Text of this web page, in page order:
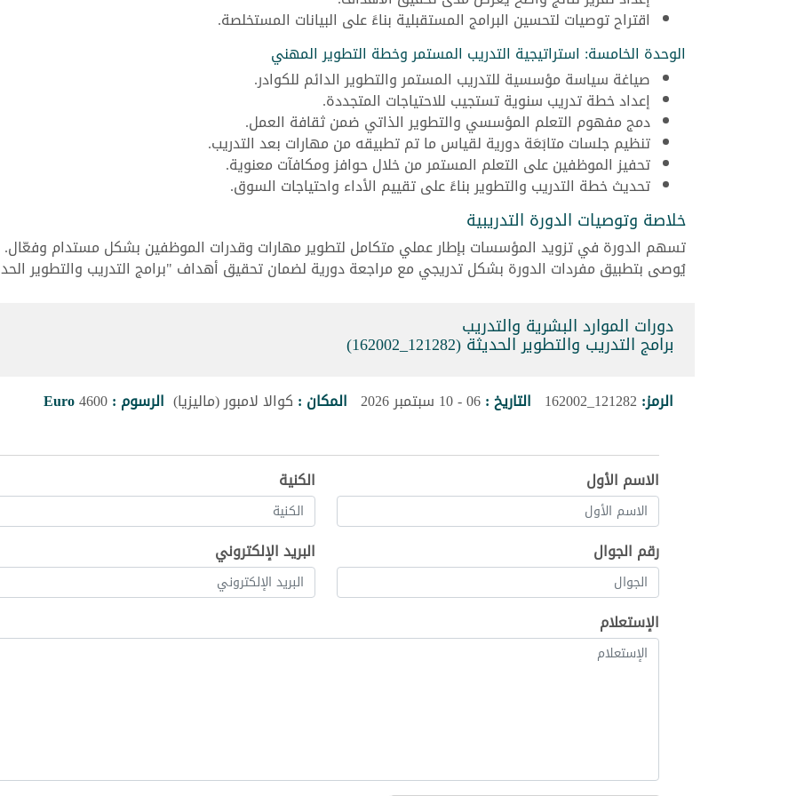
اقتراح توصيات لتحسين البرامج المستقبلية بناءً على البيانات المستخلصة.
الوحدة الخامسة: استراتيجية التدريب المستمر وخطة التطوير المهني
صياغة سياسة مؤسسية للتدريب المستمر والتطوير الدائم للكوادر.
إعداد خطة تدريب سنوية تستجيب للاحتياجات المتجددة.
دمج مفهوم التعلم المؤسسي والتطوير الذاتي ضمن ثقافة العمل.
تنظيم جلسات متابَعَة دورية لقياس ما تم تطبيقه من مهارات بعد التدريب.
تحفيز الموظفين على التعلم المستمر من خلال حوافز ومكافآت معنوية.
تحديث خطة التدريب والتطوير بناءً على تقييم الأداء واحتياجات السوق.
خلاصة وتوصيات الدورة التدريبية
تسهم الدورة في تزويد المؤسسات بإطار عملي متكامل لتطوير مهارات وقدرات الموظفين بشكل مستدام وفعّال.
يُوصى بتطبيق مفردات الدورة بشكل تدريجي مع مراجعة دورية لضمان تحقيق أهداف "برامج التدريب والتطوير
دورات الموارد البشرية والتدريب
برامج التدريب والتطوير الحديثة (121282_162002)
الرمز: 121282_162002 التاريخ :06 - 10 سبتمبر 2026 المكان : كوالا لامبور (ماليزيا) الرسوم :4600
Euro
الاسم الأول الكنية
رقم الجوال البريد الإلكتروني
الإستعلام